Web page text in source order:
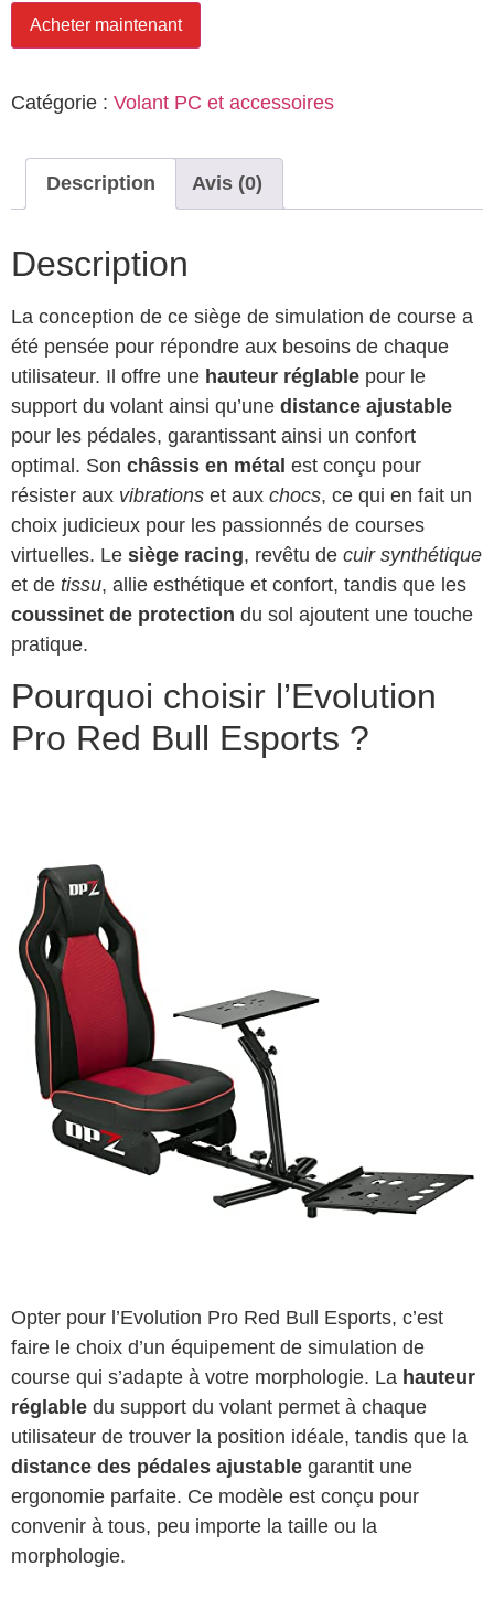
Acheter maintenant
Catégorie : Volant PC et accessoires
Description Avis (0)
Description
La conception de ce siège de simulation de course a
été pensée pour répondre aux besoins de chaque
utilisateur. Il offre une hauteur réglable pour le
support du volant ainsi qu’une distance ajustable
pour les pédales, garantissant ainsi un confort
optimal. Son châssis en métal est conçu pour
résister aux vibrations et aux chocs, ce qui en fait un
choix judicieux pour les passionnés de courses
virtuelles. Le siège racing, revêtu de cuir synthétique
et de tissu, allie esthétique et confort, tandis que les
coussinet de protection du sol ajoutent une touche
pratique.
Pourquoi choisir l’Evolution
Pro Red Bull Esports ?
Opter pour l’Evolution Pro Red Bull Esports, c’est
faire le choix d’un équipement de simulation de
course qui s’adapte à votre morphologie. La hauteur
réglable du support du volant permet à chaque
utilisateur de trouver la position idéale, tandis que la
distance des pédales ajustable garantit une
ergonomie parfaite. Ce modèle est conçu pour
convenir à tous, peu importe la taille ou la
morphologie.